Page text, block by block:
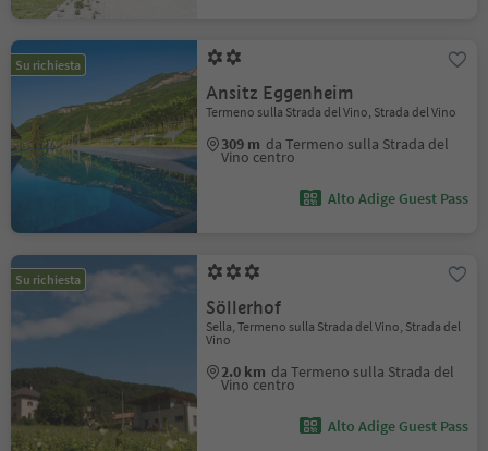
Su richiesta
Ansitz Eggenheim
Termeno sulla Strada del Vino, Strada del Vino
309 m da Termeno sulla Strada del
Vino centro
Alto Adige Guest Pass
Su richiesta
Söllerhof
Sella, Termeno sulla Strada del Vino, Strada del
Vino
2.0 km da Termeno sulla Strada del
Vino centro
Alto Adige Guest Pass